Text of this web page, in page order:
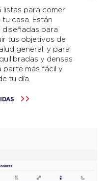
listas para comer
casa. Están
para
tus objetivos de
general, y para
y densas
parte más fácil y
tu día.